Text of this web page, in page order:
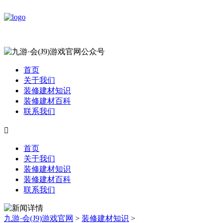
首页
关于我们
装修建材知识
装修建材百科
联系我们

首页
关于我们
装修建材知识
装修建材百科
联系我们
九游·会(J9)游戏官网 > 装修建材知识 >